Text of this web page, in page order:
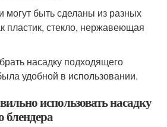
могут быть сделаны из разных
пластик, стекло, нержавеющая
насадку подходящего
удобной в использовании.
использовать насадку
блендера